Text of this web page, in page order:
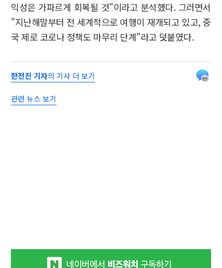
익성은 가파르게 회복될 것"이라고 분석했다. 그러면서
"지난해말부터 전 세계적으로 여행이 재개되고 있고, 중
국 제로 코로나 정책도 마무리 단계"라고 덧붙였다.
한전진 기자의 기사 더 보기
관련 뉴스 보기